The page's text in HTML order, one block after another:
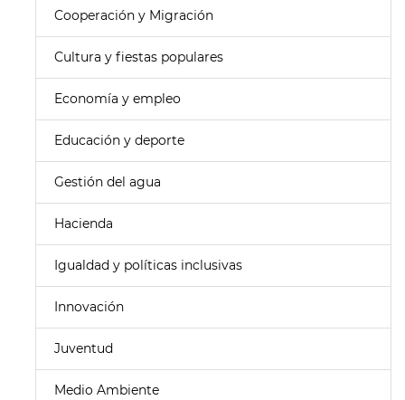
Cooperación y Migración
Cultura y fiestas populares
Economía y empleo
Educación y deporte
Gestión del agua
Hacienda
Igualdad y políticas inclusivas
Innovación
Juventud
Medio Ambiente